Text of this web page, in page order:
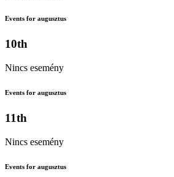
Events for augusztus
10th
Nincs esemény
Events for augusztus
11th
Nincs esemény
Events for augusztus